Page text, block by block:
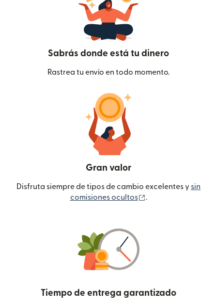
Sabrás donde está tu dinero
Rastrea tu envío en todo momento.
Gran valor
Disfruta siempre de tipos de cambio excelentes y sin
comisiones ocultos
.
Tiempo de entrega garantizado